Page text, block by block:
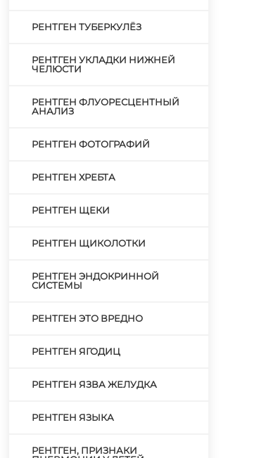
РЕНТГЕН ТУБЕРКУЛЁЗ
РЕНТГЕН УКЛАДКИ НИЖНЕЙ
ЧЕЛЮСТИ
РЕНТГЕН ФЛУОРЕСЦЕНТНЫЙ
АНАЛИЗ
РЕНТГЕН ФОТОГРАФИЙ
РЕНТГЕН ХРЕБТА
РЕНТГЕН ЩЕКИ
РЕНТГЕН ЩИКОЛОТКИ
РЕНТГЕН ЭНДОКРИННОЙ
СИСТЕМЫ
РЕНТГЕН ЭТО ВРЕДНО
РЕНТГЕН ЯГОДИЦ
РЕНТГЕН ЯЗВА ЖЕЛУДКА
РЕНТГЕН ЯЗЫКА
РЕНТГЕН, ПРИЗНАКИ